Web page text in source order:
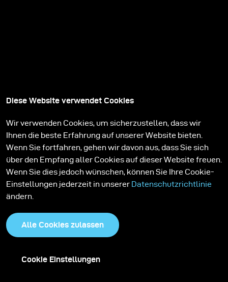
Diese Website verwendet Cookies
Wir verwenden Cookies, um sicherzustellen, dass wir
Ihnen die beste Erfahrung auf unserer Website bieten.
Wenn Sie fortfahren, gehen wir davon aus, dass Sie sich
über den Empfang aller Cookies auf dieser Website freuen.
Wenn Sie dies jedoch wünschen, können Sie Ihre Cookie-
Einstellungen jederzeit in unserer Datenschutzrichtlinie
ändern.
Alle Cookies zulassen
Cookie Einstellungen